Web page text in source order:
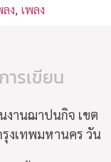
ง, เพลง
รเขียน
งานฌาปนกิจ เขต
งเทพมหานคร วัน